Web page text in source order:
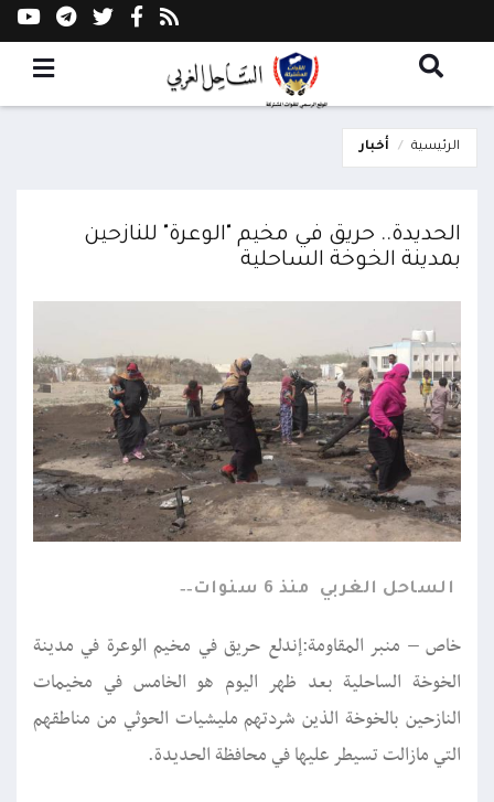
الرئيسية أخبار
الحديدة.. حريق في مخيم "الوعرة" للنازحين
بمدينة الخوخة الساحلية
الساحل الغربي منذ 6 سنوات
خاص – منبر المقاومة:إندلع حريق في مخيم الوعرة في مدينة
الخوخة الساحلية بعد ظهر اليوم هو الخامس في مخيمات
النازحين بالخوخة الذين شردتهم مليشيات الحوثي من مناطقهم
التي مازالت تسيطر عليها في محافظة الحديدة.